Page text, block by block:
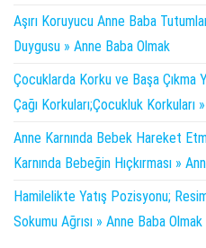
Aşırı Koruyucu Anne Baba
Duygusu » Anne Baba Olmak
Çocuklarda Korku ve Başa Çıkma
Çağı Korkuları;Çocukluk Korkuları
Anne Karnında Bebek Hareket
Karnında Bebeğin Hıçkırması »
Hamilelikte Yatış Pozisyonu;
Sokumu Ağrısı » Anne Baba Olmak